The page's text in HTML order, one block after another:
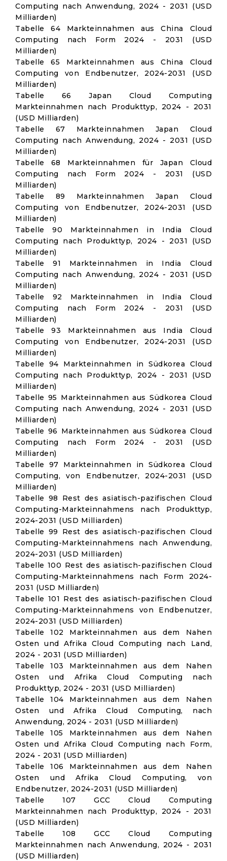
Computing nach Anwendung, 2024 - 2031 (USD
Milliarden)
Tabelle 64 Markteinnahmen aus China Cloud
Computing nach Form 2024 - 2031 (USD
Milliarden)
Tabelle 65 Markteinnahmen aus China Cloud
Computing von Endbenutzer, 2024-2031 (USD
Milliarden)
Tabelle 66 Japan Cloud Computing
Markteinnahmen nach Produkttyp, 2024 - 2031
(USD Milliarden)
Tabelle 67 Markteinnahmen Japan Cloud
Computing nach Anwendung, 2024 - 2031 (USD
Milliarden)
Tabelle 68 Markteinnahmen für Japan Cloud
Computing nach Form 2024 - 2031 (USD
Milliarden)
Tabelle 89 Markteinnahmen Japan Cloud
Computing von Endbenutzer, 2024-2031 (USD
Milliarden)
Tabelle 90 Markteinnahmen in India Cloud
Computing nach Produkttyp, 2024 - 2031 (USD
Milliarden)
Tabelle 91 Markteinnahmen in India Cloud
Computing nach Anwendung, 2024 - 2031 (USD
Milliarden)
Tabelle 92 Markteinnahmen in India Cloud
Computing nach Form 2024 - 2031 (USD
Milliarden)
Tabelle 93 Markteinnahmen aus India Cloud
Computing von Endbenutzer, 2024-2031 (USD
Milliarden)
Tabelle 94 Markteinnahmen in Südkorea Cloud
Computing nach Produkttyp, 2024 - 2031 (USD
Milliarden)
Tabelle 95 Markteinnahmen aus Südkorea Cloud
Computing nach Anwendung, 2024 - 2031 (USD
Milliarden)
Tabelle 96 Markteinnahmen aus Südkorea Cloud
Computing nach Form 2024 - 2031 (USD
Milliarden)
Tabelle 97 Markteinnahmen in Südkorea Cloud
Computing, von Endbenutzer, 2024-2031 (USD
Milliarden)
Tabelle 98 Rest des asiatisch-pazifischen Cloud
Computing-Markteinnahmens nach Produkttyp,
2024-2031 (USD Milliarden)
Tabelle 99 Rest des asiatisch-pazifischen Cloud
Computing-Markteinnahmens nach Anwendung,
2024-2031 (USD Milliarden)
Tabelle 100 Rest des asiatisch-pazifischen Cloud
Computing-Markteinnahmens nach Form 2024-
2031 (USD Milliarden)
Tabelle 101 Rest des asiatisch-pazifischen Cloud
Computing-Markteinnahmens von Endbenutzer,
2024-2031 (USD Milliarden)
Tabelle 102 Markteinnahmen aus dem Nahen
Osten und Afrika Cloud Computing nach Land,
2024 - 2031 (USD Milliarden)
Tabelle 103 Markteinnahmen aus dem Nahen
Osten und Afrika Cloud Computing nach
Produkttyp, 2024 - 2031 (USD Milliarden)
Tabelle 104 Markteinnahmen aus dem Nahen
Osten und Afrika Cloud Computing, nach
Anwendung, 2024 - 2031 (USD Milliarden)
Tabelle 105 Markteinnahmen aus dem Nahen
Osten und Afrika Cloud Computing nach Form,
2024 - 2031 (USD Milliarden)
Tabelle 106 Markteinnahmen aus dem Nahen
Osten und Afrika Cloud Computing, von
Endbenutzer, 2024-2031 (USD Milliarden)
Tabelle 107 GCC Cloud Computing
Markteinnahmen nach Produkttyp, 2024 - 2031
(USD Milliarden)
Tabelle 108 GCC Cloud Computing
Markteinnahmen nach Anwendung, 2024 - 2031
(USD Milliarden)